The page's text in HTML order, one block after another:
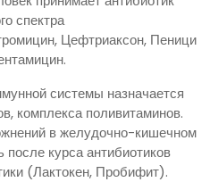
спектра
Цефтриаксон, Пеници
системы назначается
комплекса поливитаминов.
в желудочно-кишечном
курса антибиотиков
(Лактокен, Пробифит).